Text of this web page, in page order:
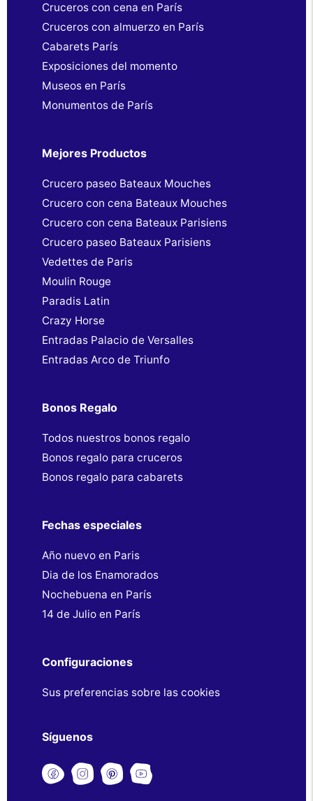
Cruceros con cena en París
Cruceros con almuerzo en París
Cabarets París
Exposiciones del momento
Museos en París
Monumentos de París
Mejores Productos
Crucero paseo Bateaux Mouches
Crucero con cena Bateaux Mouches
Crucero con cena Bateaux Parisiens
Crucero paseo Bateaux Parisiens
Vedettes de Paris
Moulin Rouge
Paradis Latin
Crazy Horse
Entradas Palacio de Versalles
Entradas Arco de Triunfo
Bonos Regalo
Todos nuestros bonos regalo
Bonos regalo para cruceros
Bonos regalo para cabarets
Fechas especiales
Año nuevo en Paris
Dia de los Enamorados
Nochebuena en París
14 de Julio en París
Configuraciones
Sus preferencias sobre las cookies
Síguenos